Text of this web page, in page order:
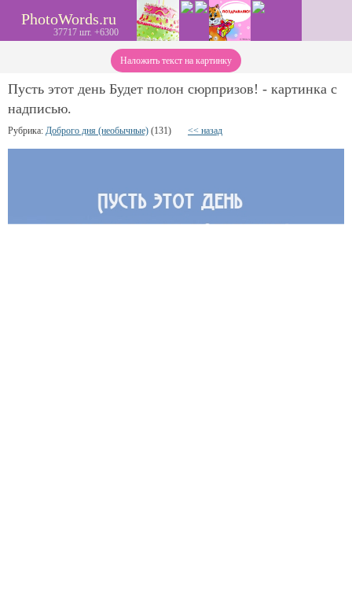
PhotoWords.ru
37717 шт. +6300
Наложить текст на картинку
Пусть этот день Будет полон сюрпризов! - картинка с
надписью.
Рубрика: Доброго дня (необычные) (131) << назад